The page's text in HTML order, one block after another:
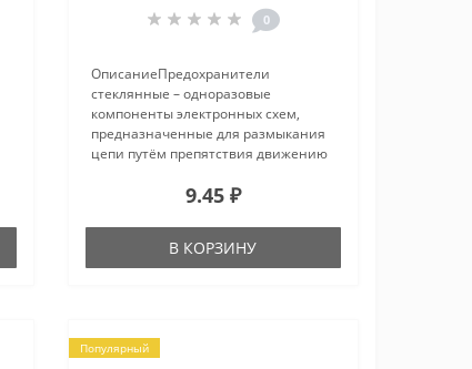
0
ОписаниеПредохранители
стеклянные – одноразовые
компоненты электронных схем,
предназначенные для размыкания
цепи путём препятствия движению
превышает допустимое
время перегрузки или корот..
9.45 ₽
В КОРЗИНУ
Популярный